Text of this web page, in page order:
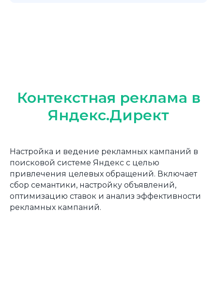
Контекстная реклама в
Яндекс.Директ
Настройка и ведение рекламных кампаний в
поисковой системе Яндекс с целью
привлечения целевых обращений. Включает
сбор семантики, настройку объявлений,
оптимизацию ставок и анализ эффективности
рекламных кампаний.